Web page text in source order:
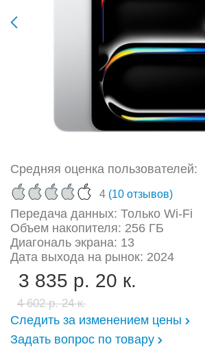
Средняя оценка пользователей:
4 (10 отзывов)
Передача данных: Только Wi-Fi
Объем накопителя: 256 ГБ
Диагональ экрана: 13
Дата выхода на рынок: 2024
3 835 р. 20 к.
4 602 р. 24 к.
Следить за изменением цены
Задать вопрос по товару